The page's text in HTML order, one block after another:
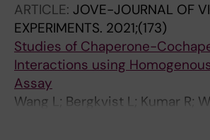
ARTICLE: JOVE-JOURNAL OF
EXPERIMENTS. 2021;(173)
Studies of Chaperone-
Interactions using
Assay
Wang L; Bergkvist L; Kumar R;